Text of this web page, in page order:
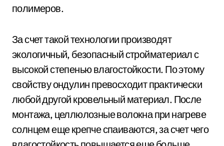
полимеров.
За счет такой технологии производят
экологичный, безопасный стройматериал с
высокой степенью влагостойкости. По этому
свойству ондулин превосходит практически
любой другой кровельный материал. После
монтажа, целлюлозные волокна при нагреве
солнцем еще крепче спаиваются, за счет чего